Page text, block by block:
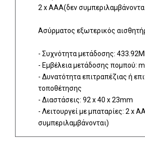
2 x AAΑ(δεν
Ασύρματος εξωτερικός
- Συχνότητα μετάδοσης:
- Εμβέλεια μετάδοσης πομπού:
- Δυνατότητα επιτραπέζιας ή
τοποθέτησης
- Διαστάσεις: 92 x 40 x 23mm
- Λειτουργεί με μπαταρίες: 2 x
συμπεριλαμβάνονται)